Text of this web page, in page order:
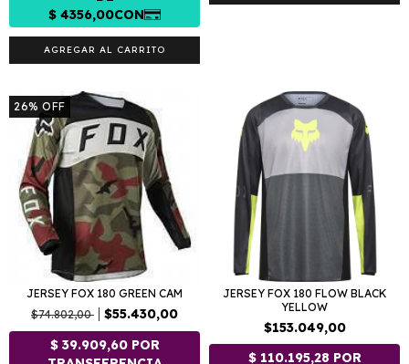
AGREGAR AL CARRITO
26% OFF
JERSEY FOX 180 GREEN CAM
$74.802,00
$55.430,00
JERSEY FOX 180 FLOW BLACK
YELLOW
$153.049,00